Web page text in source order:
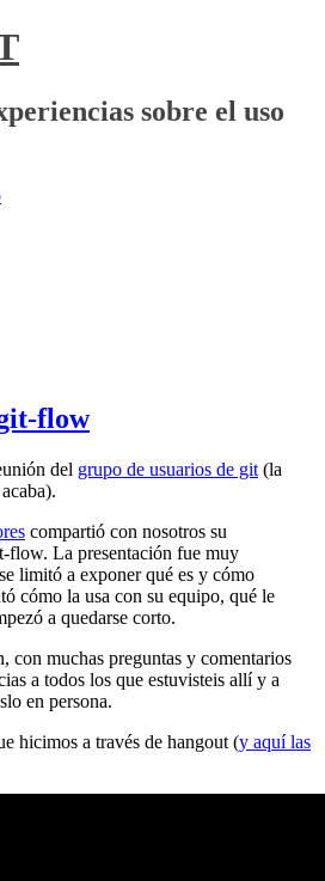
sobre el uso
flow
del grupo de usuarios de git (la
compartió con nosotros su
flow. La presentación fue muy
limitó a exponer qué es y cómo
cómo la usa con su equipo, qué le
a quedarse corto.
con muchas preguntas y comentarios
a todos los que estuvisteis allí y a
en persona.
hicimos a través de hangout (y aquí las